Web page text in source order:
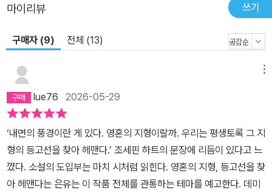
마이리뷰 쓰기
구매자 (9) 전체 (13)
lue76 2026-05-29
‘내면의 풍경이란 게 있다. 영혼의 지형이랄까. 우리는 평생토록 그 지
형의 등고선을 찾아 헤맨다.’ 조세핀 하트의 문장에 리듬이 있다고 느
꼈다. 소설의 도입부는 마치 시처럼 읽힌다. 영혼의 지형, 등고선을 찾
아 헤맨다는 은유는 이 작품 전체를 관통하는 테마를 예고한다. 데미